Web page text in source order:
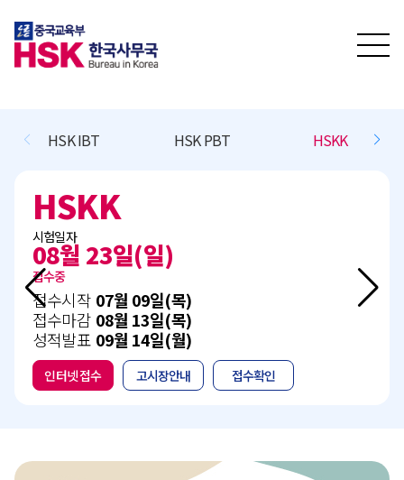
HSKK BCT L/R/(W) BCT Speaking
BCT L/R/(W)
11월 15일(일)
접수시작10월 13일(화)
접수마감11월 05일(목)
성적발표12월 15일(화)
인터넷 접수 고시장안내